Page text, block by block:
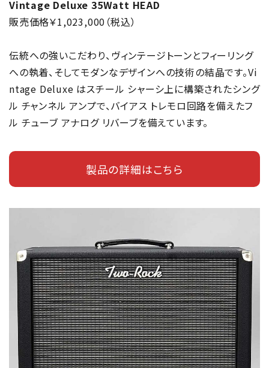
Vintage Deluxe 35Watt HEAD
販売価格￥1,023,000（税込）
伝統への強いこだわり、ヴィンテージトーンとフィーリング
への執着、そしてモダンなデザインへの技術の結晶です。Vi
ntage Deluxe はスチール シャーシ上に構築されたシング
ル チャンネル アンプで、バイアス トレモロ回路を備えたフ
ル チューブ アナログ リバーブを備えています。
製品の詳細はこちら